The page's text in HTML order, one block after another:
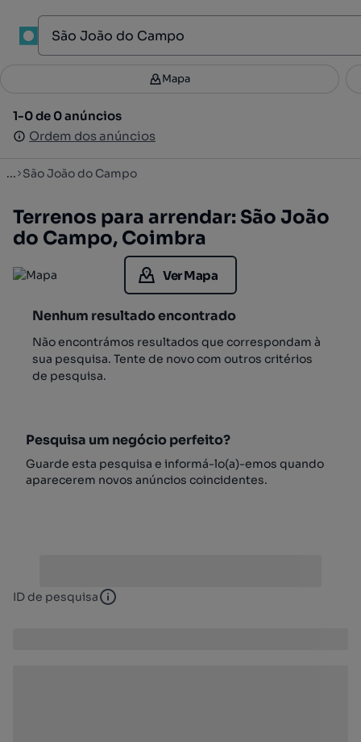
Filtros 3
1-0 de 0 anúncios
Ordem dos anúncios
Mapa
1-0 de 0 anúncios
Ordem dos anúncios
... São João do Campo
Terrenos para arrendar: São João
do Campo, Coimbra
Ver Mapa
Nenhum resultado encontrado
Não encontrámos resultados que correspondam à
sua pesquisa. Tente de novo com outros critérios
de pesquisa.
Pesquisa um negócio perfeito?
Guarde esta pesquisa e informá-lo(a)-emos quando
aparecerem novos anúncios coincidentes.
ID de pesquisa ID de pesquisa